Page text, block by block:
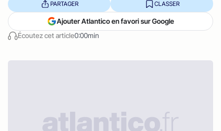
Écoutez cet article0:00min
PARTAGER CLASSER
Ajouter Atlantico en favori sur Google